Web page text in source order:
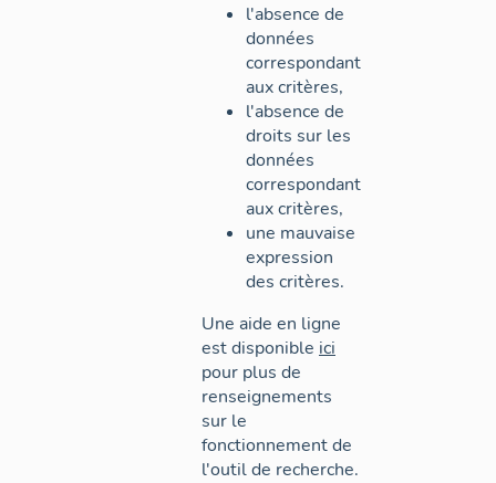
l'absence de
données
correspondant
aux critères,
l'absence de
droits sur les
données
correspondant
aux critères,
une mauvaise
expression
des critères.
Une aide en ligne
est disponible ici
pour plus de
renseignements
sur le
fonctionnement de
l'outil de recherche.